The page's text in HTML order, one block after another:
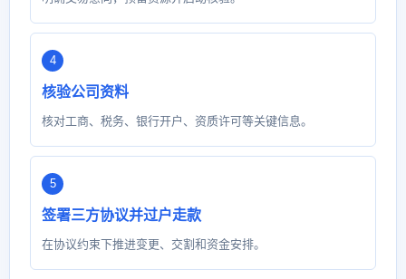
核验公司资料
核对工商、税务、银行开户、资质许可等关键信息。
签署三方协议并过户走款
在协议约束下推进变更、交割和资金安排。